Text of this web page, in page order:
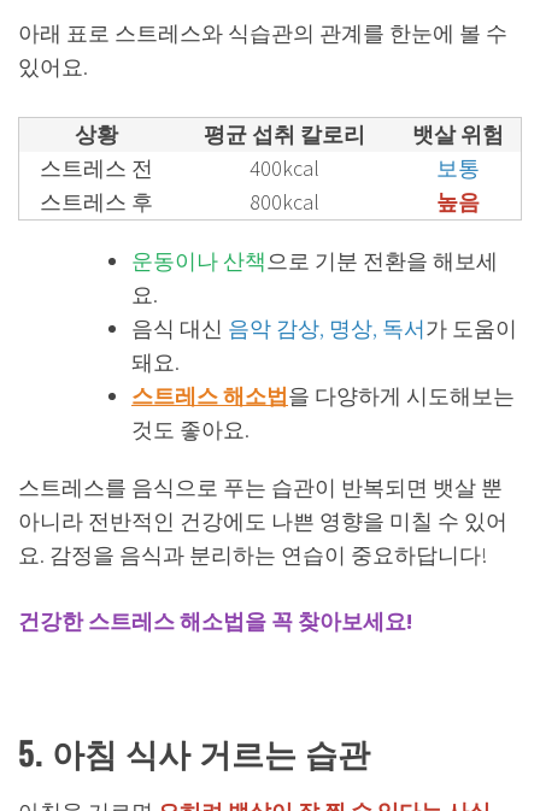
아래 표로 스트레스와 식습관의 관계를 한눈에 볼 수
있어요.
상황 평균 섭취 칼로리
뱃살 위험
스트레스 전
400kcal
보통
스트레스 후
800kcal 높음
운동이나 산책으로 기분 전환을 해보세
요.
음식 대신 음악 감상, 명상, 독서가 도움이
돼요.
스트레스 해소법을 다양하게 시도해보는
것도 좋아요.
스트레스를 음식으로 푸는 습관이 반복되면 뱃살 뿐
아니라 전반적인 건강에도 나쁜 영향을 미칠 수 있어
요. 감정을 음식과 분리하는 연습이 중요하답니다!
건강한 스트레스 해소법을 꼭 찾아보세요!
5. 아침 식사 거르는 습관